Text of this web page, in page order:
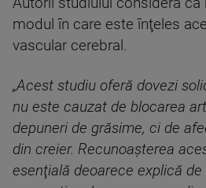
modul în care este înţeles
vascular cerebral.
„Acest studiu oferă dovezi
nu este cauzat de blocarea
depuneri de grăsime, ci de
din creier. Recunoaşterea
esenţială deoarece explică